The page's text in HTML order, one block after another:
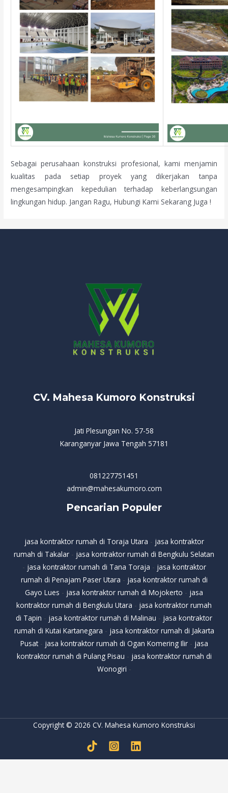
Sebagai perusahaan konstruksi profesional, kami menjamin
kualitas pada setiap proyek yang dikerjakan tanpa
mengesampingkan kepedulian terhadap keberlangsungan
lingkungan hidup. Jangan Ragu, Hubungi Kami Sekarang Juga !
CV. Mahesa Kumoro Konstruksi
Jati Plesungan No. 57-58
Karanganyar Jawa Tengah 57181
081227751451
admin@mahesakumoro.com
Pencarian Populer
jasa kontraktor rumah di Toraja Utara - jasa kontraktor
rumah di Takalar - jasa kontraktor rumah di Bengkulu Selatan
- jasa kontraktor rumah di Tana Toraja - jasa kontraktor
rumah di Penajam Paser Utara - jasa kontraktor rumah di
Gayo Lues - jasa kontraktor rumah di Mojokerto - jasa
kontraktor rumah di Bengkulu Utara - jasa kontraktor rumah
di Tapin - jasa kontraktor rumah di Malinau - jasa kontraktor
rumah di Kutai Kartanegara - jasa kontraktor rumah di Jakarta
Pusat- jasa kontraktor rumah di Ogan Komering Ilir- jasa
kontraktor rumah di Pulang Pisau - jasa kontraktor rumah di
Wonogiri -
Copyright © 2026 CV. Mahesa Kumoro Konstruksi